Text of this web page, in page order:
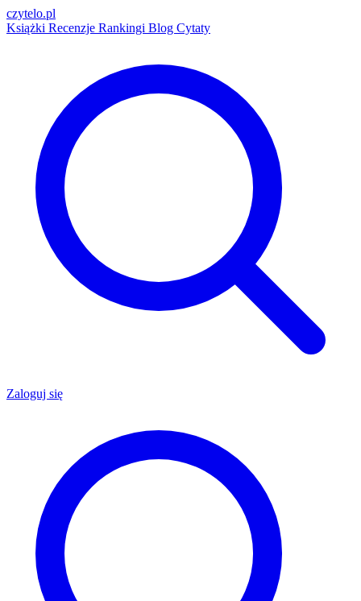
czytelo.pl
Książki Recenzje Rankingi Blog Cytaty
Zaloguj się